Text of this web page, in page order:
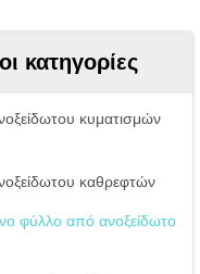
κατηγορίες
κυματισμών
καθρεφτών
φύλλο από ανοξείδωτο